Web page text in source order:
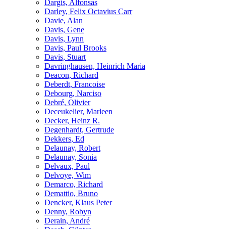
Dargis, Alfonsas
Darley, Felix Octavius Carr
Davie, Alan
Davis, Gene
Davis, Lynn
Davis, Paul Brooks
Davis, Stuart
Davringhausen, Heinrich Maria
Deacon, Richard
Deberdt, Francoise
Debourg, Narciso
Debré, Olivier
Deceukelier, Marleen
Decker, Heinz R.
Degenhardt, Gertrude
Dekkers, Ed
Delaunay, Robert
Delaunay, Sonia
Delvaux, Paul
Delvoye, Wim
Demarco, Richard
Demattio, Bruno
Dencker, Klaus Peter
Denny, Robyn
Derain, André